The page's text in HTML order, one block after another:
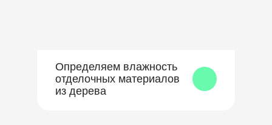
Определяем влажность
отделочных материалов
из дерева